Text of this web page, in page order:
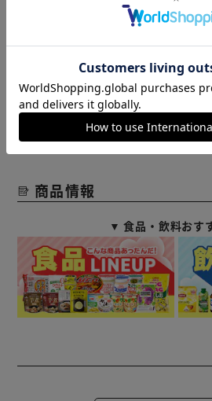
※リニューアルに伴い、パッケージ
る場合がございます。予めご了承く
※当商品はお取り寄せ品の為、在庫
までお時間を頂く場合がございます
また、商品がメーカーにて完売とな
ル又は注文内容の変更をお願いいた
予めご了承くださいますようお願い
商品はアイリスプラザがセレクトし
商品情報
▼ 食品・飲料おす